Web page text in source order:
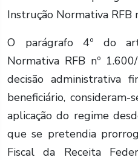
Instrução Normativa RFB
O parágrafo 4º do
Normativa RFB nº
decisão administrativa
beneficiário,
aplicação do regime
que se pretendia
Fiscal da Receita